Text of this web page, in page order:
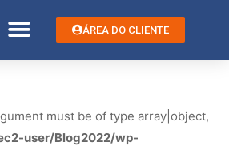
ÁREA DO CLIENTE
must be of type array|object,
user/Blog2022/wp-